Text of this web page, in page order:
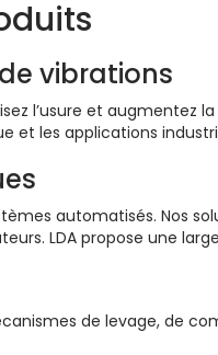
vibrations
l’usure et
et les applications
automatisés. Nos
LDA propose une
de levage, de